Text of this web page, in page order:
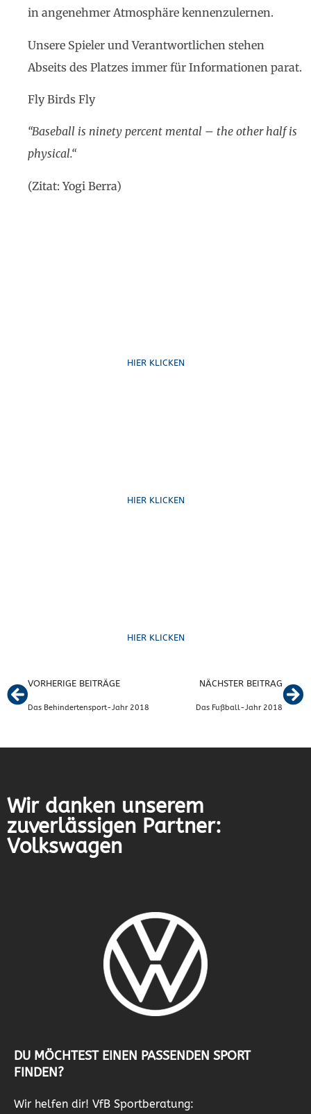
in angenehmer Atmosphäre kennenzulernen.
Unsere Spieler und Verantwortlichen stehen
Abseits des Platzes immer für Informationen parat.
Fly Birds Fly
“Baseball is ninety percent mental – the other half is
physical.“
(Zitat: Yogi Berra)
HIER KLICKEN
HIER KLICKEN
HIER KLICKEN
VORHERIGE BEITRÄGE
Das Behindertensport-Jahr 2018
NÄCHSTER BEITRAG
Das Fußball-Jahr 2018
Wir danken unserem
zuverlässigen Partner:
Volkswagen
DU MÖCHTEST EINEN PASSENDEN SPORT
FINDEN?
Wir helfen dir! VfB Sportberatung: